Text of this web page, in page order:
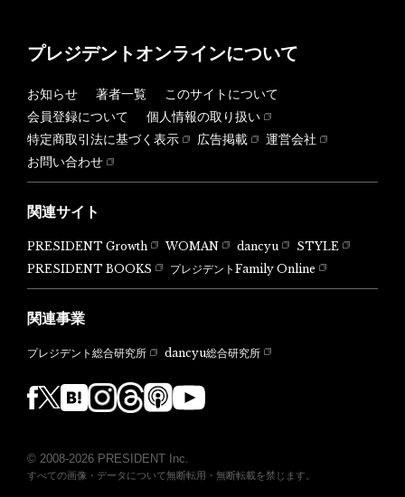
プレジデントオンラインについて
お知らせ 著者一覧
このサイトについて
会員登録について
個人情報の取り扱い
特定商取引法に基づく表示
広告掲載
運営会社
お問い合わせ
関連サイト
PRESIDENT Growth WOMAN dancyu
STYLE
PRESIDENT BOOKS
プレジデントFamily Online
関連事業
プレジデント総合研究所 dancyu総合研究所
© 2008-2026 PRESIDENT Inc.
すべての画像・データについて無断転用・無断転載を禁じます。